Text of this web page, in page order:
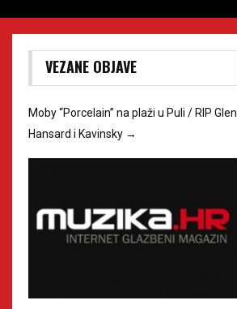
VEZANE OBJAVE
Moby “Porcelain” na plaži u Puli / RIP Glen
Hansard i Kavinsky →